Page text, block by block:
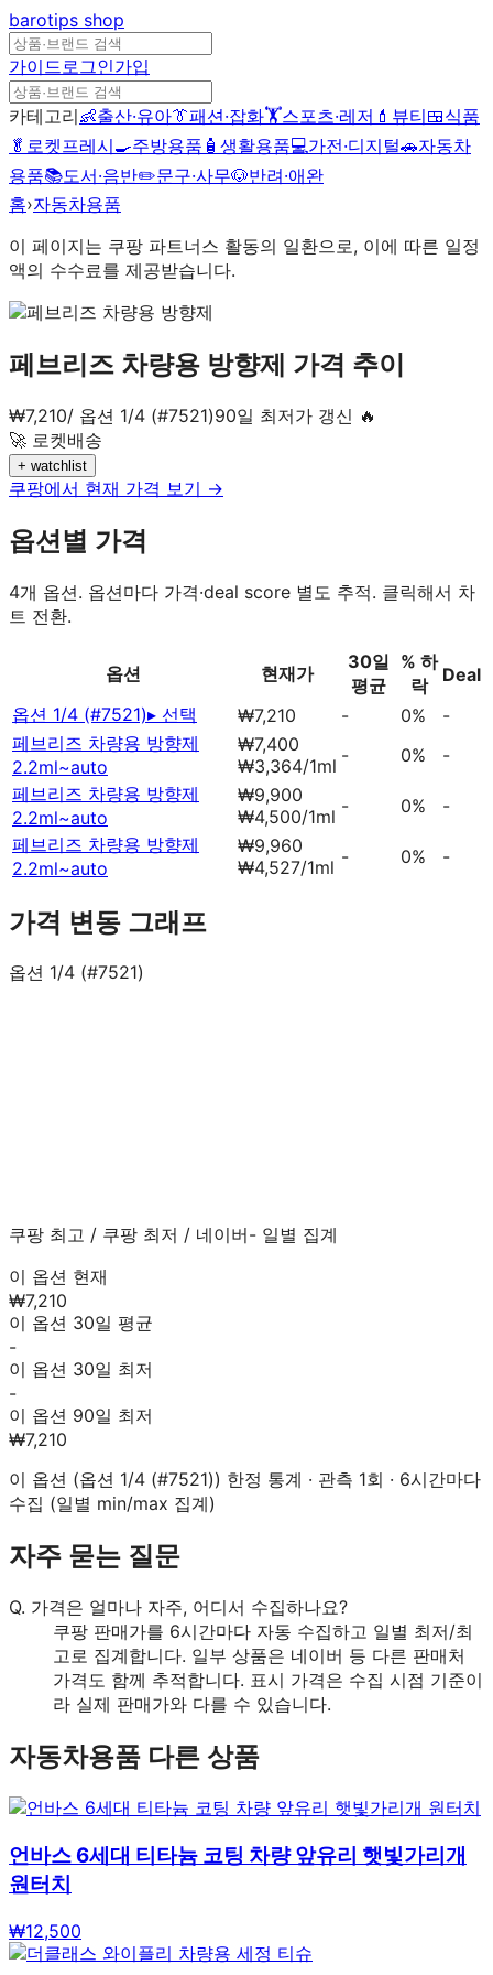
barotips shop
가이드로그인가입
카테고리👶출산·유아👔패션·잡화🏋️스포츠·레저 💄 뷰티🍱식품
🥬 로켓프레시🍳주방용품 🧴 생활용품💻가전·디지털🚗자동차
용품📚도서·음반✏️문구·사무🐶반려·애완
홈›자동차용품
이 페이지는 쿠팡 파트너스 활동의 일환으로, 이에 따른 일정
액의 수수료를 제공받습니다.
페브리즈 차량용 방향제 가격 추이
₩7,210/ 옵션 1/4 (#7521)90일 최저가 갱신 🔥
🚀 로켓배송
+ watchlist
쿠팡에서 현재 가격 보기 →
옵션별 가격
4개 옵션. 옵션마다 가격·deal score 별도 추적. 클릭해서 차
트 전환.
옵션 현재가
30일
평균
% 하
락
Deal
옵션 1/4 (#7521)▸ 선택 ₩7,210 - 0%
-
페브리즈 차량용 방향제
2.2ml~auto
₩7,400
₩3,364/1ml - 0%
-
페브리즈 차량용 방향제
2.2ml~auto
₩9,900
₩4,500/1ml - 0%
-
페브리즈 차량용 방향제
2.2ml~auto
₩9,960
₩4,527/1ml - 0% -
가격 변동 그래프
옵션 1/4 (#7521)
쿠팡 최고 / 쿠팡 최저 / 네이버- 일별 집계
이 옵션 현재
₩7,210
이 옵션 30일 평균
-
이 옵션 30일 최저
-
이 옵션 90일 최저
₩7,210
이 옵션 (옵션 1/4 (#7521)) 한정 통계 · 관측 1회 · 6시간마다
수집 (일별 min/max 집계)
자주 묻는 질문
Q. 가격은 얼마나 자주, 어디서 수집하나요?
쿠팡 판매가를 6시간마다 자동 수집하고 일별 최저/최
고로 집계합니다. 일부 상품은 네이버 등 다른 판매처
가격도 함께 추적합니다. 표시 가격은 수집 시점 기준이
라 실제 판매가와 다를 수 있습니다.
자동차용품 다른 상품
언바스 6세대 티타늄 코팅 차량 앞유리 햇빛가리개
원터치
₩12,500